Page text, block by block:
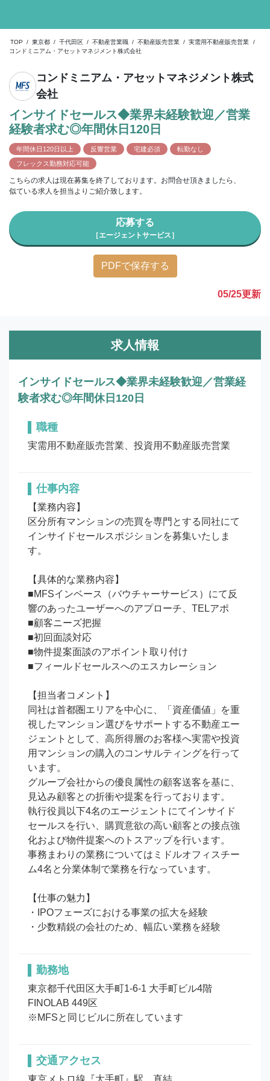
TOP / 東京都 / 千代田区 / 不動産営業職 / 不動産販売営業 / 実需用不動産販売営業
/
コンドミニアム・アセットマネジメント株式会社
コンドミニアム・アセットマネジメント株式
会社
インサイドセールス◆業界未経験歓迎／営業
経験者求む◎年間休日120日
年間休日120日以上 反響営業 宅建必須
転勤なし
フレックス勤務対応可能
こちらの求人は現在募集を終了しております。お問合せ頂きましたら、
似ている求人を担当よりご紹介致します。
応募する
［エージェントサービス］
PDFで保存する
05/25更新
求人情報
インサイドセールス◆業界未経験歓迎／営業経
験者求む◎年間休日120日
職種
実需用不動産販売営業、投資用不動産販売営業
仕事内容
【業務内容】
区分所有マンションの売買を専門とする同社にて
インサイドセールスポジションを募集いたしま
す。
【具体的な業務内容】
■MFSインベース（バウチャーサービス）にて反
響のあったユーザーへのアプローチ、TELアポ
■顧客ニーズ把握
■初回面談対応
■物件提案面談のアポイント取り付け
■フィールドセールスへのエスカレーション
【担当者コメント】
同社は首都圏エリアを中心に、「資産価値」を重
視したマンション選びをサポートする不動産エー
ジェントとして、高所得層のお客様へ実需や投資
用マンションの購入のコンサルティングを行って
います。
グループ会社からの優良属性の顧客送客を基に、
見込み顧客との折衝や提案を行っております。
執行役員以下4名のエージェントにてインサイド
セールスを行い、購買意欲の高い顧客との接点強
化および物件提案へのトスアップを行います。
事務まわりの業務についてはミドルオフィスチー
ム4名と分業体制で業務を行なっています。
【仕事の魅力】
・IPOフェーズにおける事業の拡大を経験
・少数精鋭の会社のため、幅広い業務を経験
勤務地
東京都千代田区大手町1-6-1 大手町ビル4階
FINOLAB 449区
※MFSと同じビルに所在しています
交通アクセス
東京メトロ線『大手町』駅　直結